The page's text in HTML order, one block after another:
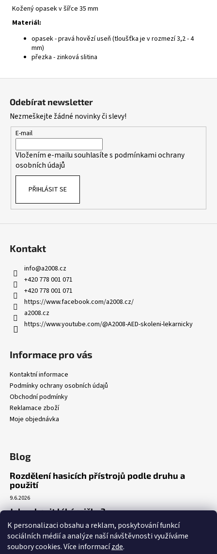
K personalizaci obsahu a reklam, poskytování funkcí
sociálních médií a analýze naší návštěvnosti využíváme
soubory cookies. Více informacízde.
Kožený opasek v šířce 35 mm
Materiál:
opasek - pravá hovězí useň (tloušťka je v rozmezí 3,2 - 4
mm)
přezka - zinková slitina
Odebírat newsletter
Nezmeškejte žádné novinky či slevy!
E-mail
Vložením e-mailu souhlasíte s podmínkami ochrany
osobních údajů
PŘIHLÁSIT SE
Kontakt
info@a2008.cz
+420 778 001 071
+420 778 001 071
https://www.facebook.com/a2008.cz/
a2008.cz
https://www.youtube.com/@A2008-AED-skoleni-lekarnicky
Informace pro vás
Kontaktní informace
Podmínky ochrany osobních údajů
Obchodní podmínky
Reklamace zboží
Moje objednávka
Blog
Rozdělení hasicích přístrojů podle druhu a
použití
9.6.2026
Jak vybavit lékárničku?
7.3.2026
Venkovní realizace umístění AED
5.3.2026